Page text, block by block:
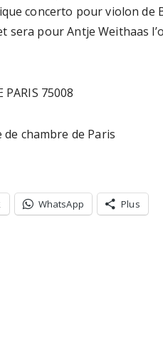
concerto pour violon de
sera pour Antje Weithaas
PARIS 75008
de chambre de Paris
WhatsApp Plus